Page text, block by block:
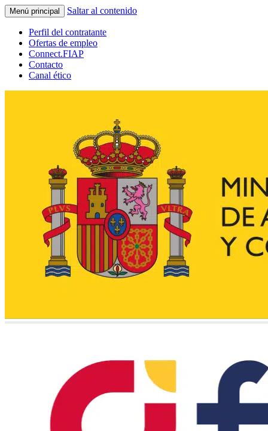
Menú principal Saltar al contenido
Perfil del contratante
Ofertas de empleo
Connect.FIAP
Contacto
Canal ético